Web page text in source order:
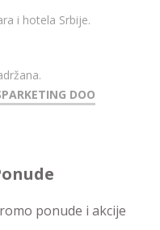
i hotela Srbije.
DOO
ponude i akcije